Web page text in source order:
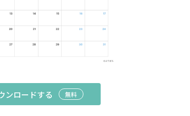
ンロードする 無料